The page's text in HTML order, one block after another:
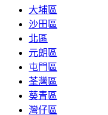
大埔區
沙田區
北區
元朗區
屯門區
荃灣區
葵青區
灣仔區